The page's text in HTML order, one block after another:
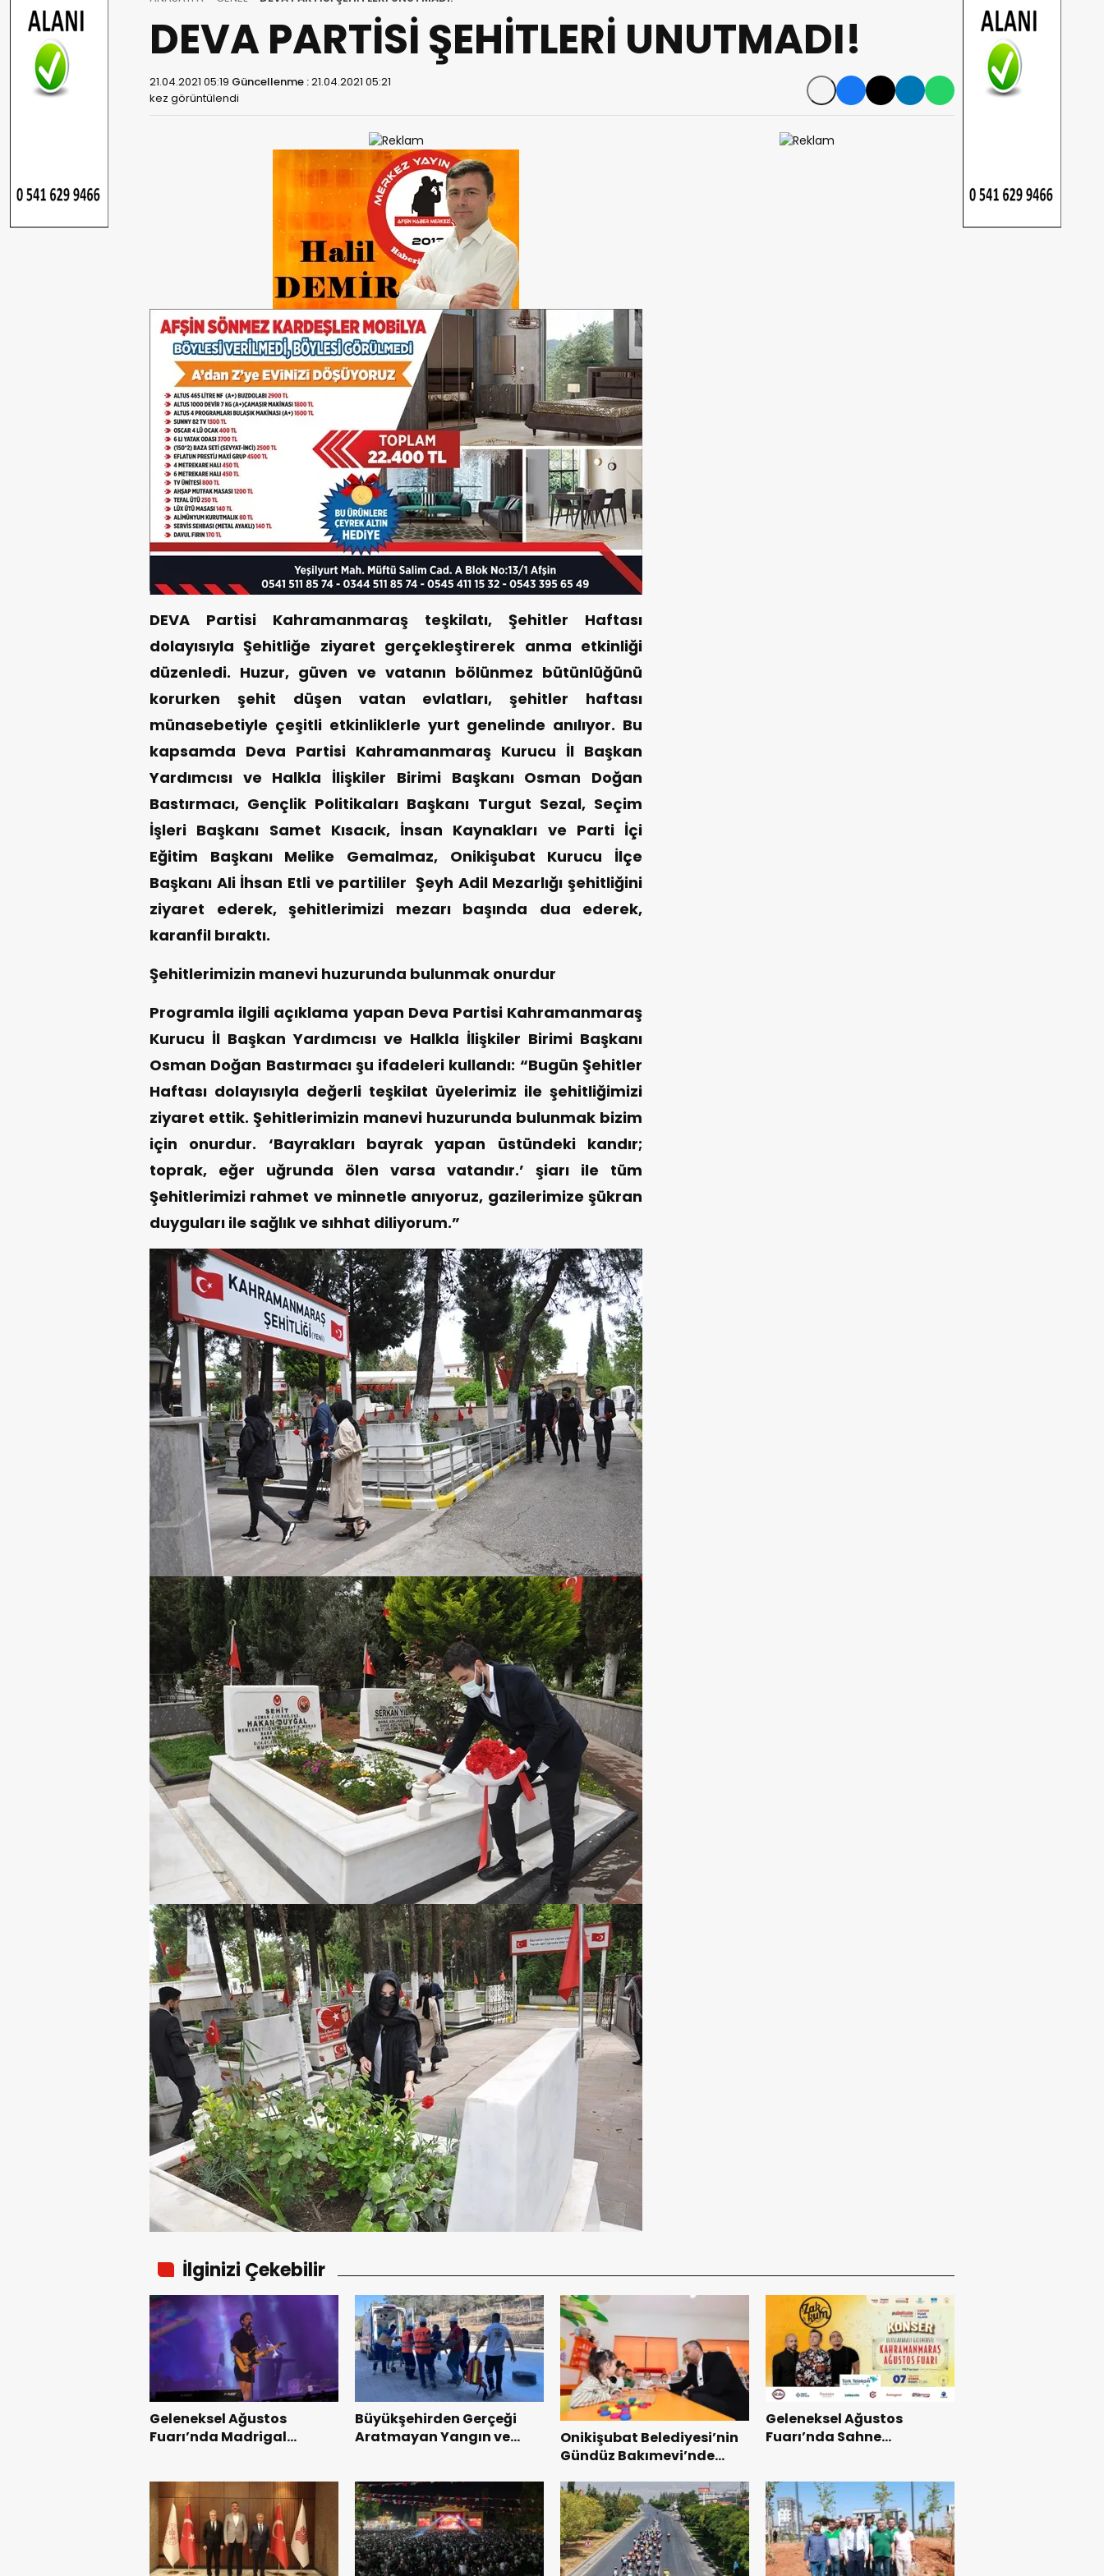
DEVA PARTİSİ ŞEHİTLERİ UNUTMADI!
21.04.2021 05:19 Güncellenme :21.04.2021 05:21
kez görüntülendi
DEVA Partisi Kahramanmaraş teşkilatı, Şehitler Haftası
dolayısıyla Şehitliğe ziyaret gerçekleştirerek anma etkinliği
düzenledi. Huzur, güven ve vatanın bölünmez bütünlüğünü
korurken şehit düşen vatan evlatları, şehitler haftası
münasebetiyle çeşitli etkinliklerle yurt genelinde anılıyor. Bu
kapsamda Deva Partisi Kahramanmaraş Kurucu İl Başkan
Yardımcısı ve Halkla İlişkiler Birimi Başkanı Osman Doğan
Bastırmacı, Gençlik Politikaları Başkanı Turgut Sezal, Seçim
İşleri Başkanı Samet Kısacık, İnsan Kaynakları ve Parti İçi
Eğitim Başkanı Melike Gemalmaz, Onikişubat Kurucu İlçe
Başkanı Ali İhsan Etli ve partililer Şeyh Adil Mezarlığı şehitliğini
ziyaret ederek, şehitlerimizi mezarı başında dua ederek,
karanfil bıraktı.
Şehitlerimizin manevi huzurunda bulunmak onurdur
Programla ilgili açıklama yapan Deva Partisi Kahramanmaraş
Kurucu İl Başkan Yardımcısı ve Halkla İlişkiler Birimi Başkanı
Osman Doğan Bastırmacı şu ifadeleri kullandı: “Bugün Şehitler
Haftası dolayısıyla değerli teşkilat üyelerimiz ile şehitliğimizi
ziyaret ettik. Şehitlerimizin manevi huzurunda bulunmak bizim
için onurdur. ‘Bayrakları bayrak yapan üstündeki kandır;
toprak, eğer uğrunda ölen varsa vatandır.’ şiarı ile tüm
Şehitlerimizi rahmet ve minnetle anıyoruz, gazilerimize şükran
duyguları ile sağlık ve sıhhat diliyorum.”
İlginizi Çekebilir
Geleneksel Ağustos
Fuarı’nda Madrigal
Büyükşehirden Gerçeği
Aratmayan Yangın ve
Onikişubat Belediyesi’nin
Gündüz Bakımevi’nde
başladı.
Geleneksel Ağustos
Fuarı’nda Sahne